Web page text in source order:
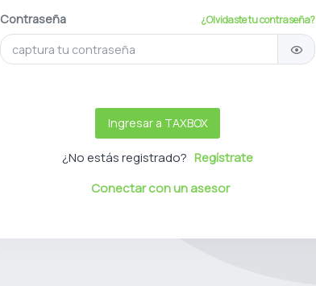
¿Olvidaste tu contraseña?
Contraseña
Ingresar a TAXBOX
¿No estás registrado? Regístrate
Conectar con un asesor